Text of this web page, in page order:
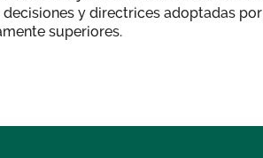
y directrices adoptadas por
superiores.